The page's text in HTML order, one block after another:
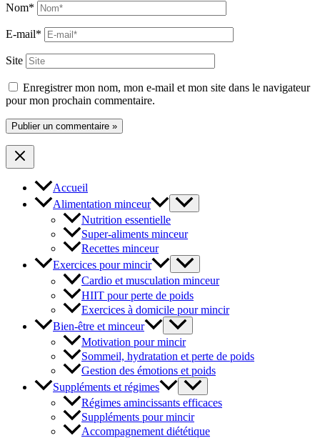
Nom*
E-mail*
Site
Enregistrer mon nom, mon e-mail et mon site dans le navigateur
pour mon prochain commentaire.
Accueil
Alimentation minceur
Nutrition essentielle
Super-aliments minceur
Recettes minceur
Exercices pour mincir
Cardio et musculation minceur
HIIT pour perte de poids
Exercices à domicile pour mincir
Bien-être et minceur
Motivation pour mincir
Sommeil, hydratation et perte de poids
Gestion des émotions et poids
Suppléments et régimes
Régimes amincissants efficaces
Suppléments pour mincir
Accompagnement diététique